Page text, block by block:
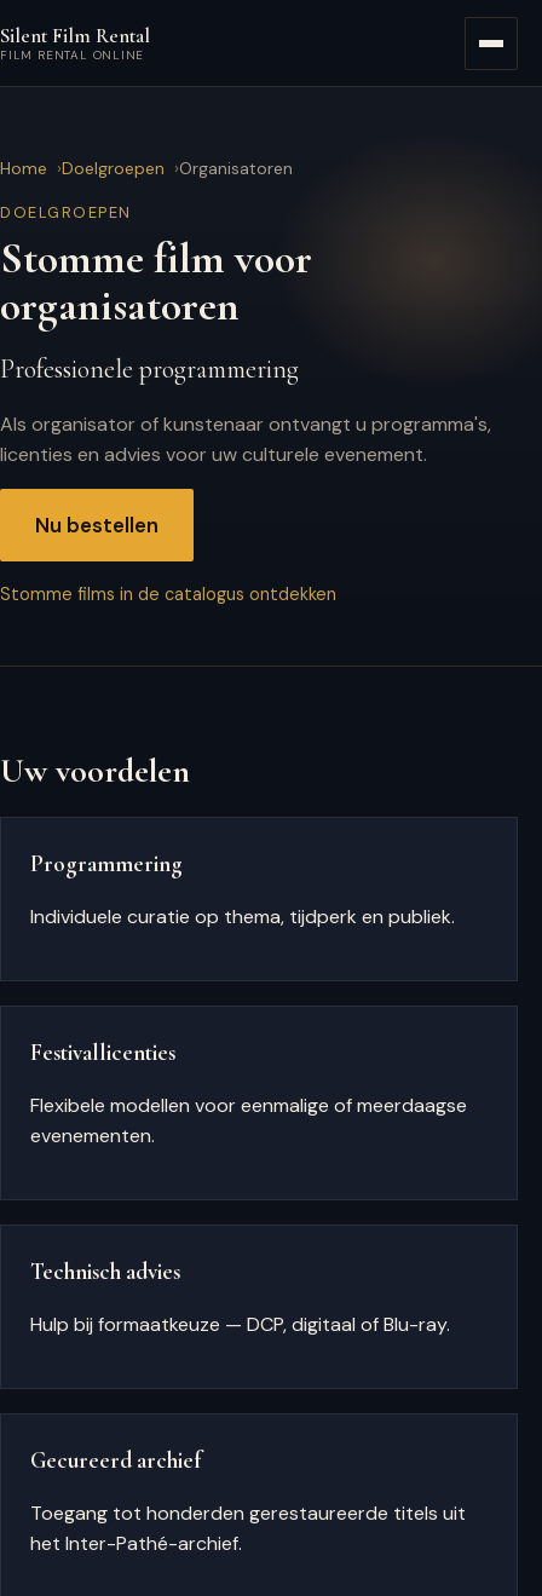
Silent Film Rental
FILM RENTAL ONLINE
Home Doelgroepen Organisatoren
DOELGROEPEN
Stomme film voor
organisatoren
Professionele programmering
Als organisator of kunstenaar ontvangt u programma's,
licenties en advies voor uw culturele evenement.
Nu bestellen
Stomme films in de catalogus ontdekken
Uw voordelen
Programmering
Individuele curatie op thema, tijdperk en publiek.
Festivallicenties
Flexibele modellen voor eenmalige of meerdaagse
evenementen.
Technisch advies
Hulp bij formaatkeuze — DCP, digitaal of Blu-ray.
Gecureerd archief
Toegang tot honderden gerestaureerde titels uit
het Inter-Pathé-archief.